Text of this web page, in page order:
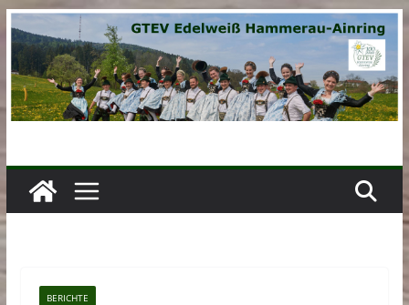
Inhalt
springen
BERICHTE